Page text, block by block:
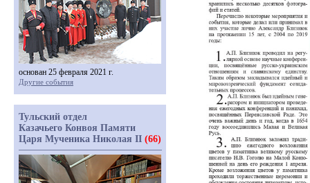
основан 25 февраля 2021 г.
Другие события
Тульский отдел
Казачьего Конвоя Памяти
Царя Мученика Николая II (66)